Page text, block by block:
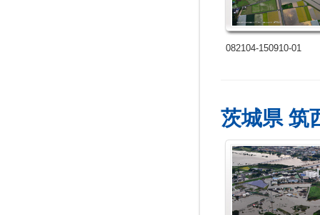
082104-150910-01
茨城県 筑